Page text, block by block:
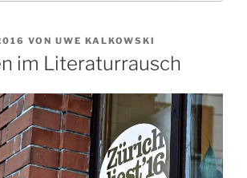
VON UWE KALKOWSKI
im Literaturrausch